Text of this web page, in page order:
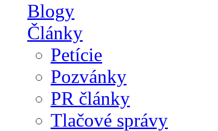
Blogy
Články
Petície
Pozvánky
PR články
Tlačové správy